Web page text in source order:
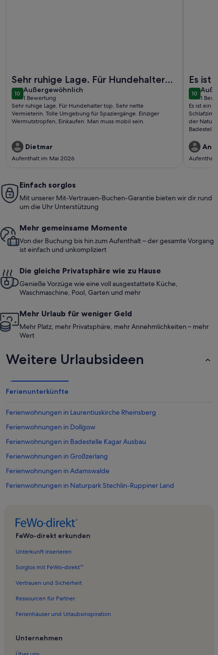
Sehr ruhige Lage. Für Hundehalter
top. Sehr nette Vermieterin. Tolle
1010 von 10
Außergewöhnlich
außergewöhnlich
1 Bewertung
(1
bewertung)
Sehr ruhige Lage. Für Hundehalter top. Sehr nette
Vermieterin. Tolle Umgebung für Spaziergänge. Einziger
Wermutstropfen, Einkaufen. Man muss mobil sein.
Dietmar
Aufenthalt im Mai 2026
Es ist
und
1010 von
1
(1
Es ist ein
der Natur.
Radfahrer.
die
Die Küche
Einfach sorglos
Mit unserer Mit-Vertrauen-Buchen-Garantie bieten wir dir rund
um die Uhr Unterstützung
Mehr gemeinsame Momente
Von der Buchung bis hin zum Aufenthalt – der gesamte Vorgang
ist einfach und unkompliziert
Die gleiche Privatsphäre wie zu Hause
Genieße Vorzüge wie eine voll ausgestattete Küche,
Waschmaschine, Pool, Garten und mehr
Mehr Urlaub für weniger Geld
Mehr Platz, mehr Privatsphäre, mehr Annehmlichkeiten – mehr
Wert
Weitere Urlaubsideen
Ferienunterkünfte
Ferienwohnungen in Laurentiuskirche Rheinsberg
Ferienwohnungen in Dollgow
Ferienwohnungen in Badestelle Kagar Ausbau
Ferienwohnungen in Großzerlang
Ferienwohnungen in Adamswalde
Ferienwohnungen in Naturpark Stechlin-Ruppiner Land
Ferienwohnungen in Flecken Zechlin
Ferienwohnungen in Badestelle
Ferienwohnungen in Zermützel
Ferienwohnungen in Gühlen Glienicke
FeWo-direkt erkunden
Unterkunft inserieren
Sorglos mit FeWo-direkt™
Vertrauen und Sicherheit
Ressourcen für Partner
Ferienhäuser und Urlaubsinspiration
Unternehmen